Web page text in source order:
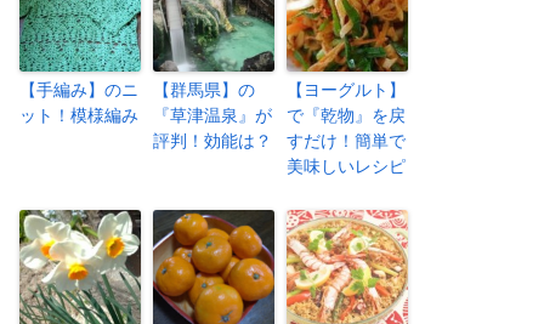
【手編み】のニ
ット！模様編み
【群馬県】の
『草津温泉』が
評判！効能は？
【ヨーグルト】
で『乾物』を戻
すだけ！簡単で
美味しいレシピ